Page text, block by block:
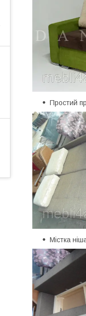
Простий
Містка